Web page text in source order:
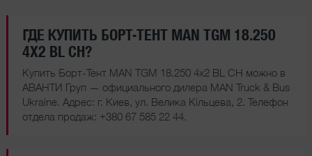
ГДЕ КУПИТЬ БОРТ-ТЕНТ MAN TGM 18.250
4X2 BL CH?
Купить Борт-Тент MAN TGM 18.250 4x2 BL CH можно в
АВАНТИ Груп — официального дилера MAN Truck & Bus
Ukraine. Адрес: г. Киев, ул. Велика Кільцева, 2. Телефон
отдела продаж: +380 67 585 22 44.